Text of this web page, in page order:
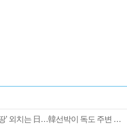
[속보] 여전히 ‘독도는 우리땅’ 외치는 日…韓선박이 독도 주변 해양조사 활동하자 반발